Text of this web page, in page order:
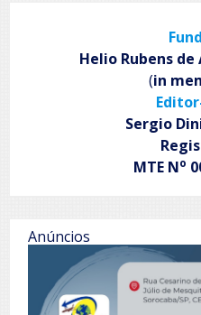
Helio Rubens
(in
Sergio
MTE No
Anúncios